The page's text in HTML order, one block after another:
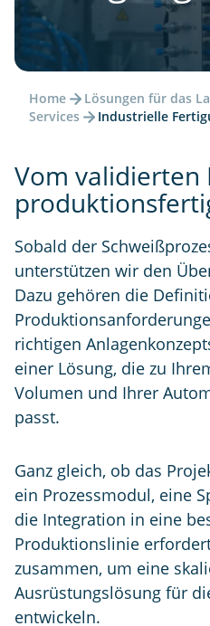
Home
Lösungen für das
Services
Industrielle
Vom validierten
Sobald der
unterstützen wir den
Dazu gehören die
richtigen
einer Lösung, die zu
Volumen und Ihrer
passt.
Ganz gleich, ob das
ein Prozessmodul, eine
die Integration in eine
Produktionslinie
zusammen, um eine
Ausrüstungslösung für
entwickeln.